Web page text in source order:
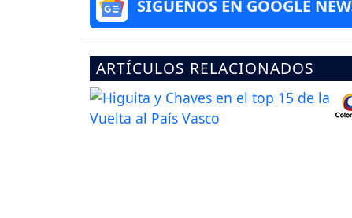
SÍGUENOS EN GOOGLE
ARTÍCULOS RELACIONADOS